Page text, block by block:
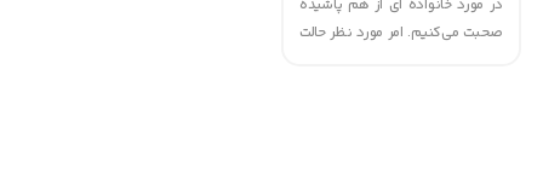
در مورد خانواده ای از هم پاشیده
صحبت می‌کنیم. امر مورد نظر حالت